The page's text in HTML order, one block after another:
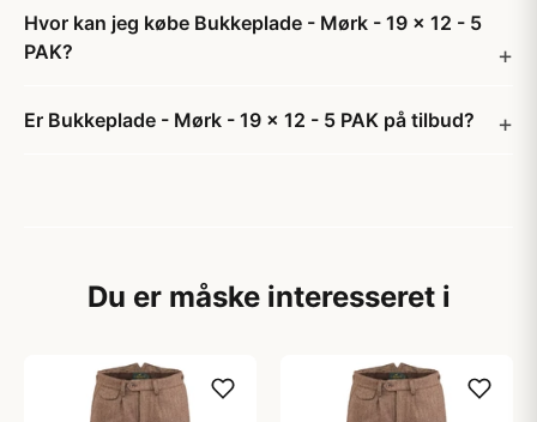
Hvor kan jeg købe Bukkeplade - Mørk - 19 x 12 - 5
PAK?
Er Bukkeplade - Mørk - 19 x 12 - 5 PAK på tilbud?
Du er måske interesseret i